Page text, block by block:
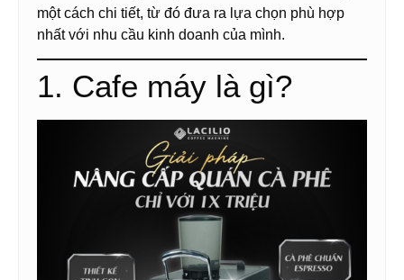
một cách chi tiết, từ đó đưa ra lựa chọn phù hợp
nhất với nhu cầu kinh doanh của mình.
1. Cafe máy là gì?